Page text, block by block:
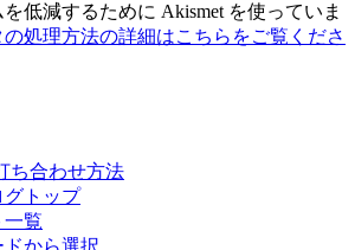
低減するために Akismet を使っていま
処理方法の詳細はこちらをご覧くださ
ち合わせ方法
グトップ
一覧
ドから選択